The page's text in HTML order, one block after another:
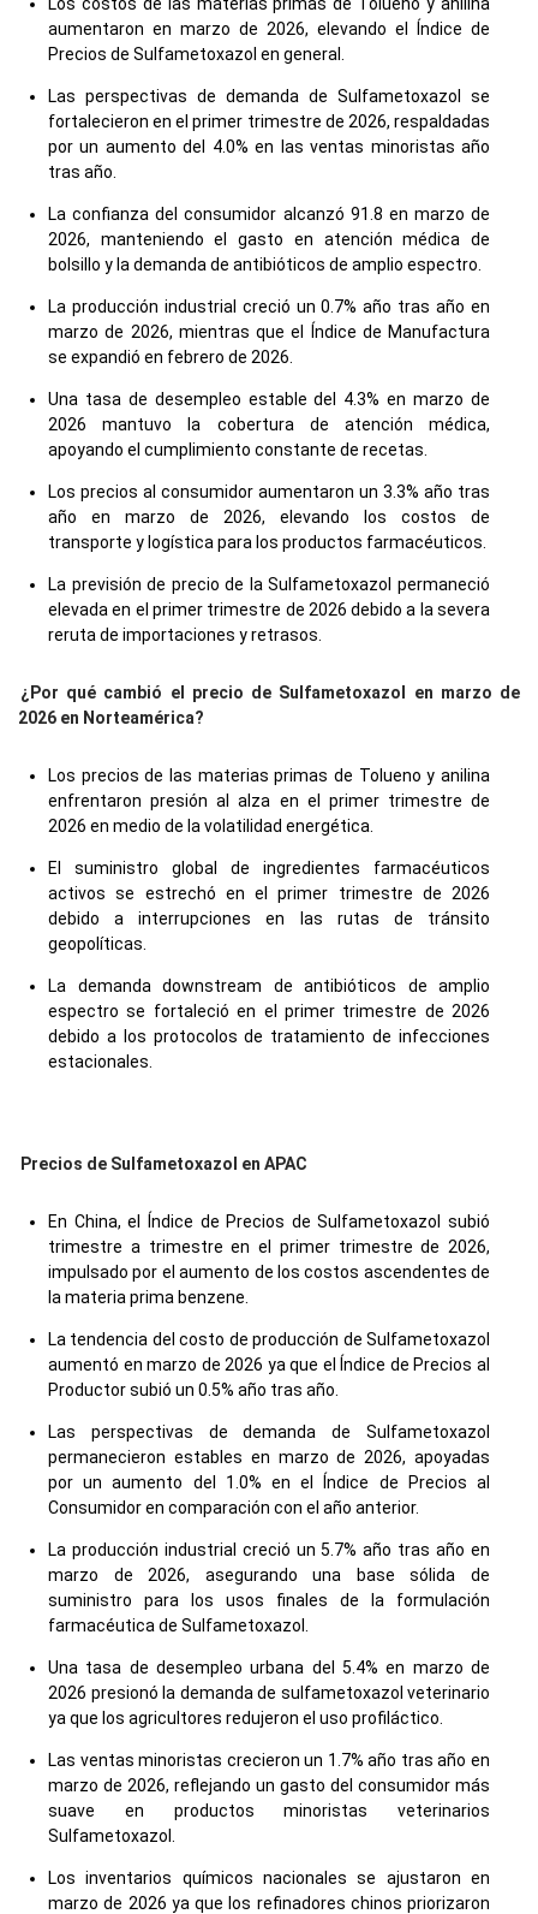
aumentaron en marzo de 2026, elevando el Índice de
Precios de Sulfametoxazol en general.
Las perspectivas de demanda de Sulfametoxazol se
fortalecieron en el primer trimestre de 2026, respaldadas
por un aumento del 4.0% en las ventas minoristas año
tras año.
La confianza del consumidor alcanzó 91.8 en marzo de
2026, manteniendo el gasto en atención médica de
bolsillo y la demanda de antibióticos de amplio espectro.
La producción industrial creció un 0.7% año tras año en
marzo de 2026, mientras que el Índice de Manufactura
se expandió en febrero de 2026.
Una tasa de desempleo estable del 4.3% en marzo de
2026 mantuvo la cobertura de atención médica,
apoyando el cumplimiento constante de recetas.
Los precios al consumidor aumentaron un 3.3% año tras
año en marzo de 2026, elevando los costos de
transporte y logística para los productos farmacéuticos.
La previsión de precio de la Sulfametoxazol permaneció
elevada en el primer trimestre de 2026 debido a la severa
reruta de importaciones y retrasos.
¿Por qué cambió el precio de Sulfametoxazol en marzo de
2026 en Norteamérica?
Los precios de las materias primas de Tolueno y anilina
enfrentaron presión al alza en el primer trimestre de
2026 en medio de la volatilidad energética.
El suministro global de ingredientes farmacéuticos
activos se estrechó en el primer trimestre de 2026
debido a interrupciones en las rutas de tránsito
geopolíticas.
La demanda downstream de antibióticos de amplio
espectro se fortaleció en el primer trimestre de 2026
debido a los protocolos de tratamiento de infecciones
estacionales.
Precios de Sulfametoxazol en APAC
En China, el Índice de Precios de Sulfametoxazol subió
trimestre a trimestre en el primer trimestre de 2026,
impulsado por el aumento de los costos ascendentes de
la materia prima benzene.
La tendencia del costo de producción de Sulfametoxazol
aumentó en marzo de 2026 ya que el Índice de Precios al
Productor subió un 0.5% año tras año.
Las perspectivas de demanda de Sulfametoxazol
permanecieron estables en marzo de 2026, apoyadas
por un aumento del 1.0% en el Índice de Precios al
Consumidor en comparación con el año anterior.
La producción industrial creció un 5.7% año tras año en
marzo de 2026, asegurando una base sólida de
suministro para los usos finales de la formulación
farmacéutica de Sulfametoxazol.
Una tasa de desempleo urbana del 5.4% en marzo de
2026 presionó la demanda de sulfametoxazol veterinario
ya que los agricultores redujeron el uso profiláctico.
Las ventas minoristas crecieron un 1.7% año tras año en
marzo de 2026, reflejando un gasto del consumidor más
suave en productos minoristas veterinarios
Sulfametoxazol.
Los inventarios químicos nacionales se ajustaron en
marzo de 2026 ya que los refinadores chinos priorizaron